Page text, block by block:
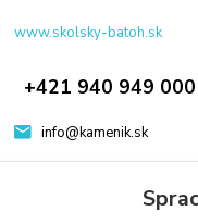
www.skolsky-batoh.sk
+421 940 949 000
info@kamenik.sk